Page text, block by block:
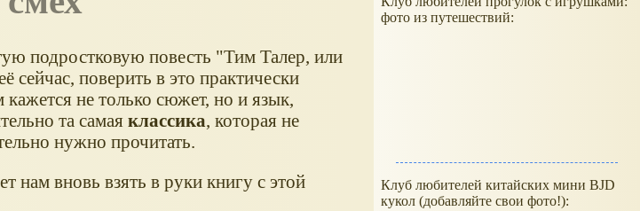
подростковую повесть "Тим Талер, или
поверить в это практически
не только сюжет, но и язык,
та самая классика, которая не
нужно прочитать.
нам вновь взять в руки книгу с этой
фото из путешествий:
Клуб любителей китайских мини BJD
кукол (добавляйте свои фото!):